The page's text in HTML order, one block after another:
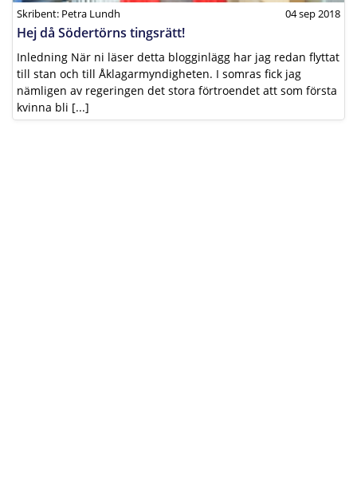
Skribent: Petra Lundh 04 sep 2018
Hej då Södertörns tingsrätt!
Inledning När ni läser detta blogginlägg har jag redan flyttat
till stan och till Åklagarmyndigheten. I somras fick jag
nämligen av regeringen det stora förtroendet att som första
kvinna bli [...]